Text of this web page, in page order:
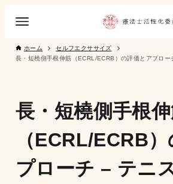
ホーム
セルフエクササイズ
長・短橈側手根伸筋（ECRL/ECRB）の評価とアプロ
長・短橈側手根
（ECRL/ECRB
プローチ – テニ